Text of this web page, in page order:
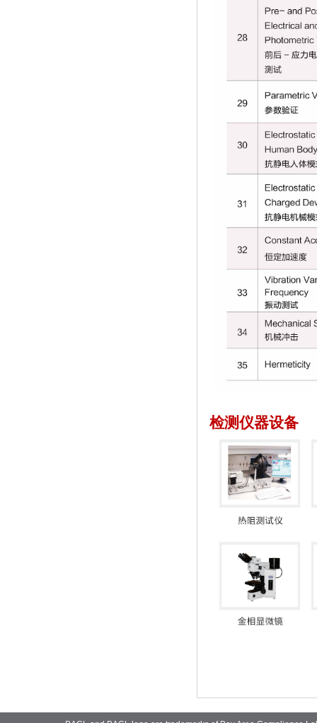
检测仪器设备